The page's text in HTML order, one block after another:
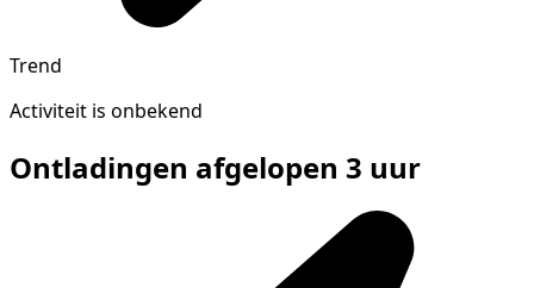
Trend
Activiteit is onbekend
Ontladingen afgelopen 3 uur